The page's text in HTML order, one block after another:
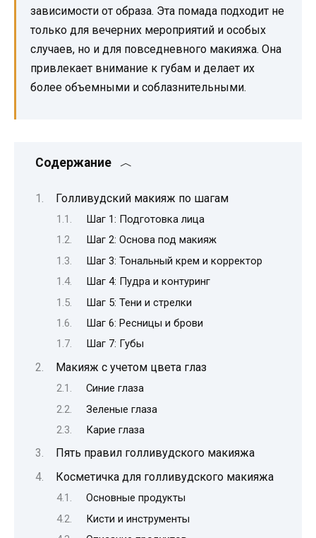
зависимости от образа. Эта помада подходит не
только для вечерних мероприятий и особых
случаев, но и для повседневного макияжа. Она
привлекает внимание к губам и делает их
более объемными и соблазнительными.
Содержание
Голливудский макияж по шагам
Шаг 1: Подготовка лица
Шаг 2: Основа под макияж
Шаг 3: Тональный крем и корректор
Шаг 4: Пудра и контуринг
Шаг 5: Тени и стрелки
Шаг 6: Ресницы и брови
Шаг 7: Губы
Макияж с учетом цвета глаз
Синие глаза
Зеленые глаза
Карие глаза
Пять правил голливудского макияжа
Косметичка для голливудского макияжа
Основные продукты
Кисти и инструменты